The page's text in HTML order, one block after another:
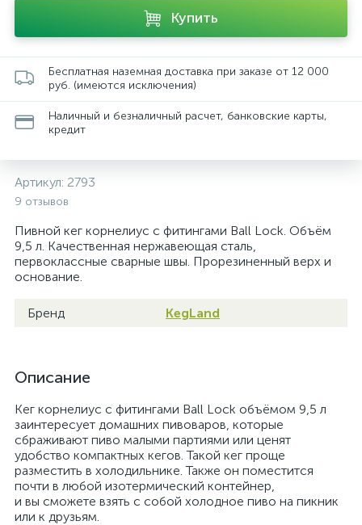
Купить
Бесплатная наземная доставка при заказе от 12 000
руб. (имеются исключения)
Наличный и безналичный расчет, банковские карты,
кредит
Артикул: 2793
9 отзывов
Пивной кег корнелиус с фитингами Ball Lock. Объём
9,5 л. Качественная нержавеющая сталь,
первоклассные сварные швы. Прорезиненный верх и
основание.
Бренд KegLand
Описание
Кег корнелиус с фитингами Ball Lock объёмом 9,5 л
заинтересует домашних пивоваров, которые
сбраживают пиво малыми партиями или ценят
удобство компактных кегов. Такой кег проще
разместить в холодильнике. Также он поместится
почти в любой изотермический контейнер,
и вы сможете взять с собой холодное пиво на пикник
или к друзьям.